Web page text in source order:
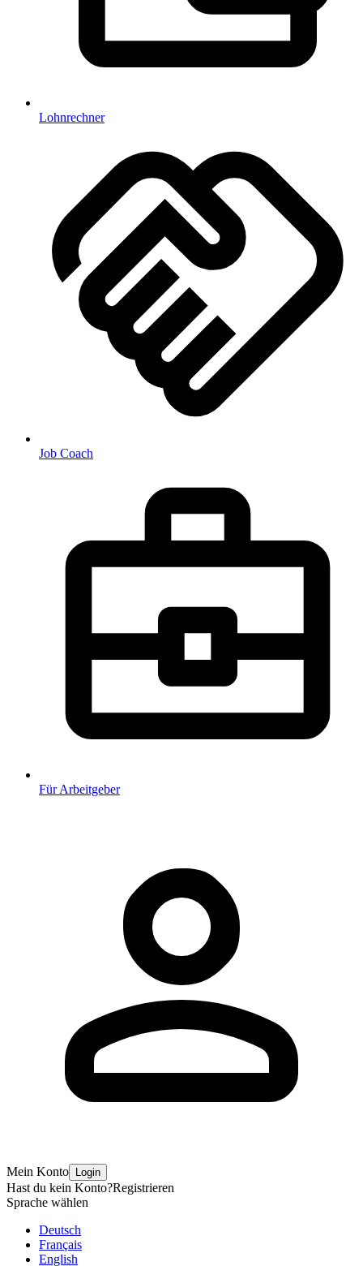
Lohnrechner
Job Coach
Für Arbeitgeber
Mein Konto Login
Hast du kein Konto?Registrieren
Sprache wählen
Deutsch
Français
English